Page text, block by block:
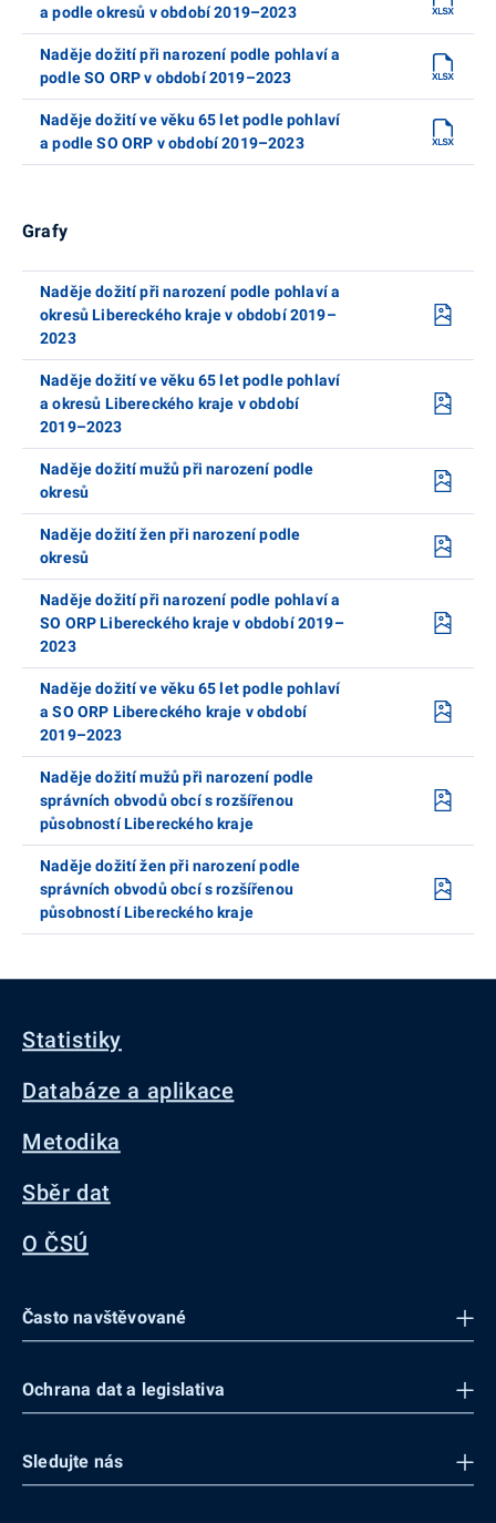
a podle okresů v období 2019–2023
Naděje dožití při narození podle pohlaví a
podle SO ORP v období 2019–2023
Naděje dožití ve věku 65 let podle pohlaví
a podle SO ORP v období 2019–2023
Grafy
Naděje dožití při narození podle pohlaví a
okresů Libereckého kraje v období 2019–
2023
Naděje dožití ve věku 65 let podle pohlaví
a okresů Libereckého kraje v období
2019–2023
Naděje dožití mužů při narození podle
okresů
Naděje dožití žen při narození podle
okresů
Naděje dožití při narození podle pohlaví a
SO ORP Libereckého kraje v období 2019–
2023
Naděje dožití ve věku 65 let podle pohlaví
a SO ORP Libereckého kraje v období
2019–2023
Naděje dožití mužů při narození podle
správních obvodů obcí s rozšířenou
působností Libereckého kraje
Naděje dožití žen při narození podle
správních obvodů obcí s rozšířenou
působností Libereckého kraje
Statistiky
Databáze a aplikace
Metodika
Sběr dat
O ČSÚ
Často navštěvované
Ochrana dat a legislativa
Sledujte nás